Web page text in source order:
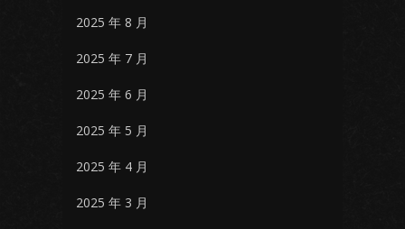
2025 年 8 月
2025 年 7 月
2025 年 6 月
2025 年 5 月
2025 年 4 月
2025 年 3 月